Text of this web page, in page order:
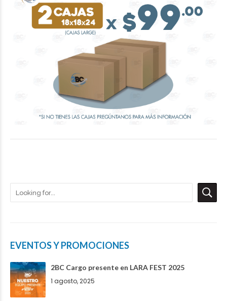
EVENTOS Y PROMOCIONES
2BC Cargo presente en LARA FEST 2025
1 agosto, 2025